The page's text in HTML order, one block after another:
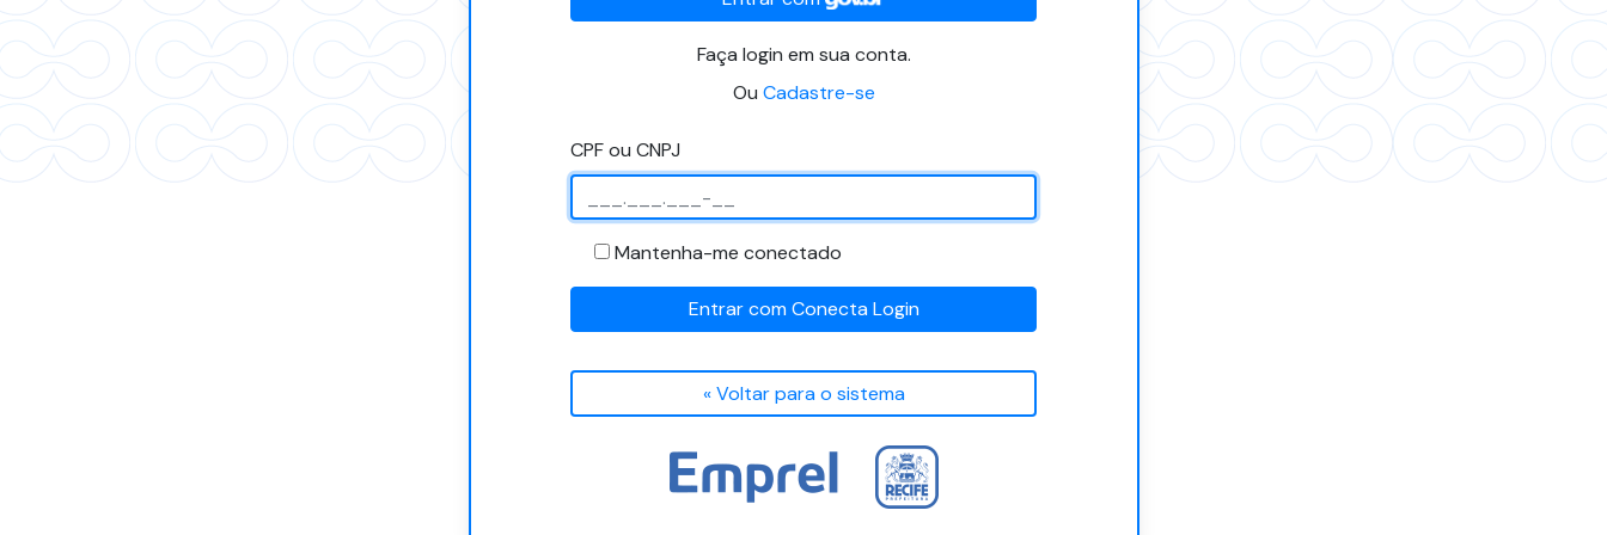
Faça login em sua conta.
Ou Cadastre-se
CPF ou CNPJ
Mantenha-me conectado
Entrar com Conecta Login
« Voltar para o sistema